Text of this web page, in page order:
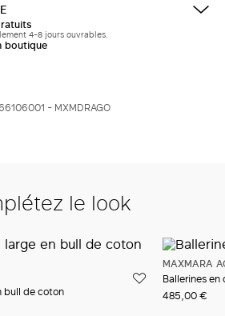
4-8 jours ouvrables.
boutique
- MXMDRAGO
le look
bull de coton
MAXMARA
Ballerines en
485,00 €